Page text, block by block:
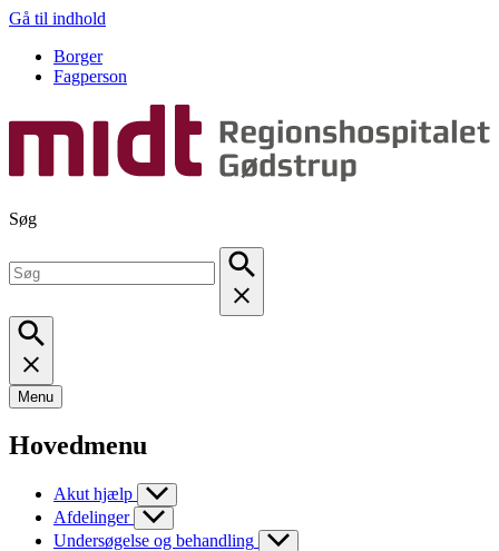
Gå til indhold
Borger
Fagperson
Søg
Menu
Hovedmenu
Akut hjælp
Afdelinger
Undersøgelse og behandling